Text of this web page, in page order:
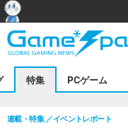
特集 PCゲーム
連載・特集 イベントレポート